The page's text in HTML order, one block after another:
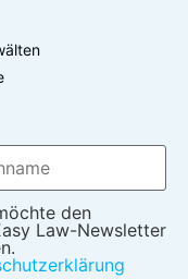
den
Law-Newsletter